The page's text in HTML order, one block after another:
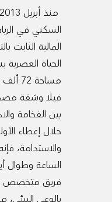
السكني في
المالية الثابت
الحياة
فيلا وشقة
بين الفخامة
خلال إعطاء
والاستدامة،
الساعة وطوال
فريق متخصص في